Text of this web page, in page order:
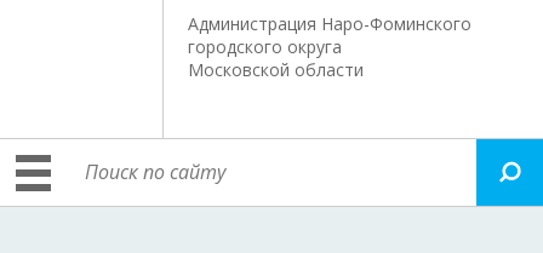
Администрация Наро-Фоминского
городского округа
Московской области